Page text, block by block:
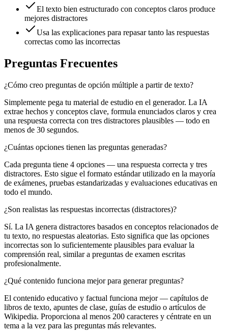
El texto bien estructurado con conceptos claros produce
mejores distractores
Usa las explicaciones para repasar tanto las respuestas
correctas como las incorrectas
Preguntas Frecuentes
¿Cómo creo preguntas de opción múltiple a partir de texto?
Simplemente pega tu material de estudio en el generador. La IA
extrae hechos y conceptos clave, formula enunciados claros y crea
una respuesta correcta con tres distractores plausibles — todo en
menos de 30 segundos.
¿Cuántas opciones tienen las preguntas generadas?
Cada pregunta tiene 4 opciones — una respuesta correcta y tres
distractores. Esto sigue el formato estándar utilizado en la mayoría
de exámenes, pruebas estandarizadas y evaluaciones educativas en
todo el mundo.
¿Son realistas las respuestas incorrectas (distractores)?
Sí. La IA genera distractores basados en conceptos relacionados de
tu texto, no respuestas aleatorias. Esto significa que las opciones
incorrectas son lo suficientemente plausibles para evaluar la
comprensión real, similar a preguntas de examen escritas
profesionalmente.
¿Qué contenido funciona mejor para generar preguntas?
El contenido educativo y factual funciona mejor — capítulos de
libros de texto, apuntes de clase, guías de estudio o artículos de
Wikipedia. Proporciona al menos 200 caracteres y céntrate en un
tema a la vez para las preguntas más relevantes.